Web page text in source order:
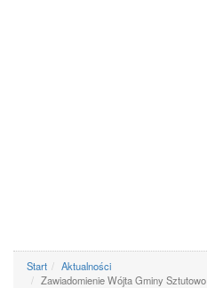
Start
Aktualności
Zawiadomienie Wójta Gminy